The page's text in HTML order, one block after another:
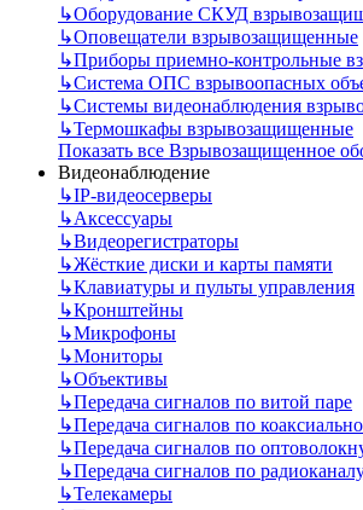
↳Оборудование СКУД
↳Оповещатели взрывозащищенные
↳Приборы приемно-контрольные
↳Система ОПС взрывоопасных
↳Системы видеонаблюдения
↳Термошкафы взрывозащищенные
Показать все Взрывозащищенное
Видеонаблюдение
↳IP-видеосерверы
↳Аксессуары
↳Видеорегистраторы
↳Жёсткие диски и карты памяти
↳Клавиатуры и пульты управления
↳Кронштейны
↳Микрофоны
↳Мониторы
↳Объективы
↳Передача сигналов по витой паре
↳Передача сигналов по
↳Передача сигналов по
↳Передача сигналов по
↳Телекамеры